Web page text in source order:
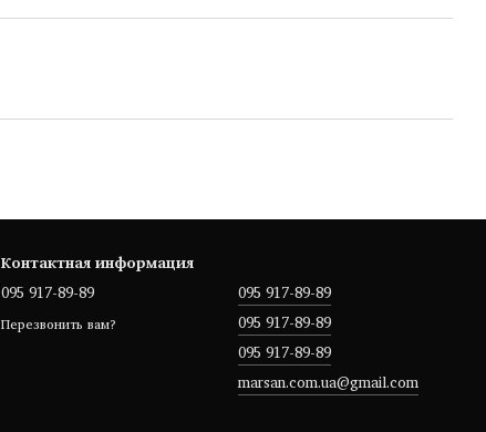
Контактная информация
095 917-89-89
Перезвонить вам?
095 917-89-89
095 917-89-89
095 917-89-89
marsan.com.ua@gmail.com